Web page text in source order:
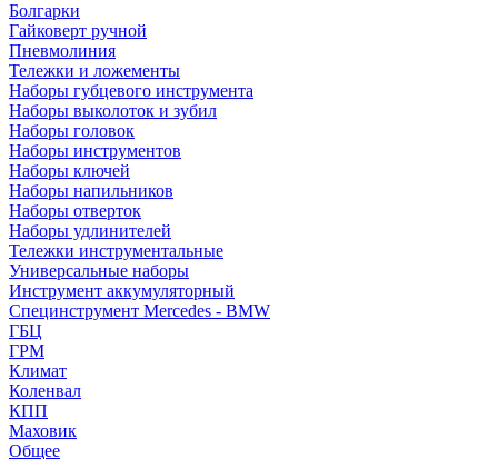
Болгарки
Гайковерт ручной
Пневмолиния
Тележки и ложементы
Наборы губцевого инструмента
Наборы выколоток и зубил
Наборы головок
Наборы инструментов
Наборы ключей
Наборы напильников
Наборы отверток
Наборы удлинителей
Тележки инструментальные
Универсальные наборы
Инструмент аккумуляторный
Специнструмент Mercedes - BMW
ГБЦ
ГРМ
Климат
Коленвал
КПП
Маховик
Общее